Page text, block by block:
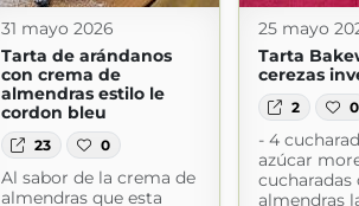
31 mayo 2026
Tarta de arándanos
con crema de
almendras estilo le
cordon bleu
23 0
Al sabor de la crema de
almendras que esta
25 mayo
Tarta
cerezas
2 0
- 4
azúcar
cucharadas
almendras